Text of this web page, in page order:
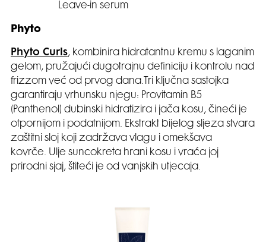
Leave-in serum
Phyto
Phyto Curls, kombinira hidratantnu kremu s laganim
gelom, pružajući dugotrajnu definiciju i kontrolu nad
frizzom već od prvog dana.Tri ključna sastojka
garantiraju vrhunsku njegu: Provitamin B5
(Panthenol) dubinski hidratizira i jača kosu, čineći je
otpornijom i podatnijom. Ekstrakt bijelog sljeza stvara
zaštitni sloj koji zadržava vlagu i omekšava
kovrče. Ulje suncokreta hrani kosu i vraća joj
prirodni sjaj, štiteći je od vanjskih utjecaja.